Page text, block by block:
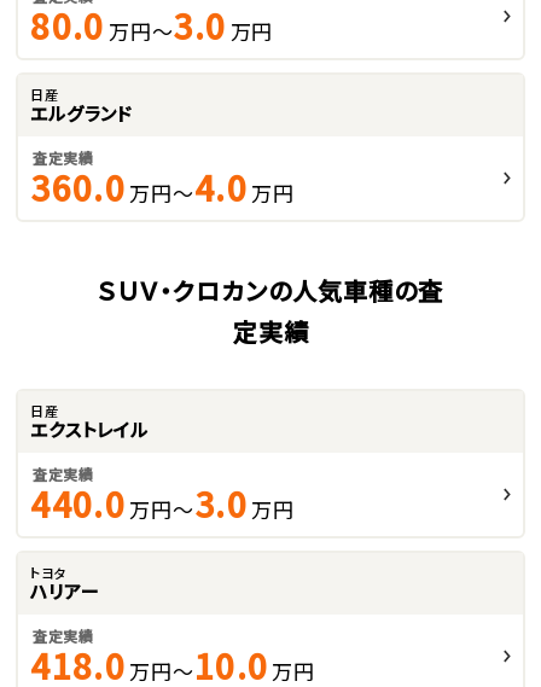
80.0 万円～3.0 万円
日産
エルグランド
査定実績
360.0 万円～4.0 万円
ＳＵＶ・クロカンの人気車種の査
定実績
日産
エクストレイル
査定実績
440.0 万円～3.0 万円
トヨタ
ハリアー
査定実績
418.0 万円～10.0 万円